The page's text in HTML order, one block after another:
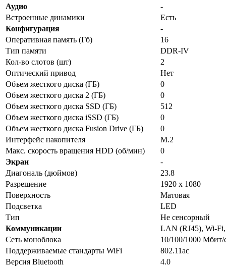
Аудио
-
Встроенные динамики
Есть
Конфигурация
-
Оперативная память (Гб)
16
Тип памяти
DDR-IV
Кол-во слотов (шт)
2
Оптический привод
Нет
Объем жесткого диска (ГБ)
0
Объем жесткого диска 2 (ГБ)
0
Объем жесткого диска SSD (ГБ)
512
Объем жесткого диска iSSD (ГБ)
0
Объем жесткого диска Fusion Drive (ГБ)
0
Интерфейс накопителя
M.2
Макс. скорость вращения HDD (об/мин)
0
Экран
-
Диагональ (дюймов)
23.8
Разрешение
1920 х 1080
Поверхность
Матовая
Подсветка
LED
Тип
Не сенсорный
Коммуникации
LAN (RJ45), Wi-
Сеть моноблока
10/100/1000 Мбит/
Поддерживаемые стандарты WiFi
802.11ac
Версия Bluetooth
4.0